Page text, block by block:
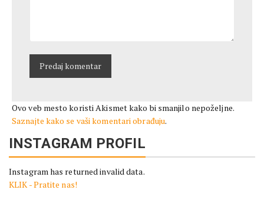
Ovo veb mesto koristi Akismet kako bi smanjilo nepoželjne.
Saznajte kako se vaši komentari obrađuju.
INSTAGRAM PROFIL
Instagram has returned invalid data.
KLIK - Pratite nas!